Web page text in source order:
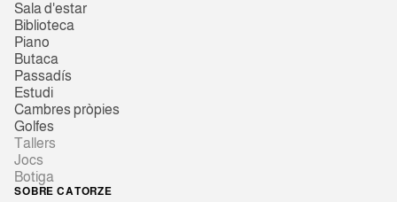
Sala d'estar
Biblioteca
Piano
Butaca
Passadís
Estudi
Cambres pròpies
Golfes
Tallers
Jocs
Botiga
SOBRE CATORZE